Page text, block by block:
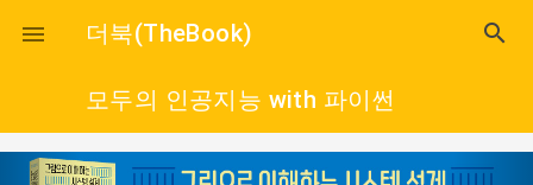
close
 더북(TheBook) search
모두의 인공지능 with 파이썬
p
n